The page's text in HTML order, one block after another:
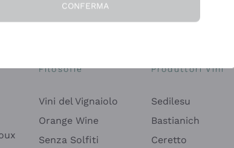
il catalogo
Filosofie
Vini del Vignaiolo
Orange Wine
Senza Solfiti
Produttori Vini
Sedilesu
Bastianich
Ceretto
CONFERMA